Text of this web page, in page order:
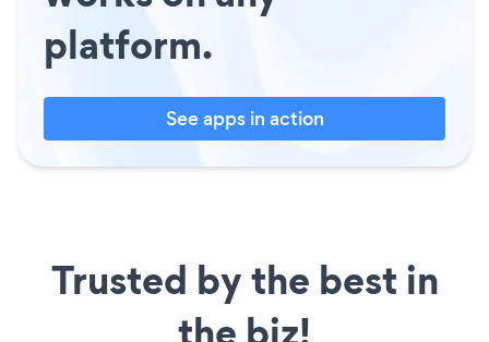
platform.
See apps in action
Trusted by the best in